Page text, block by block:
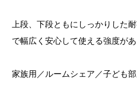
上段、下段ともにしっかりした
で幅広く安心して使える強度があ
家族用／ルームシェア／子ども